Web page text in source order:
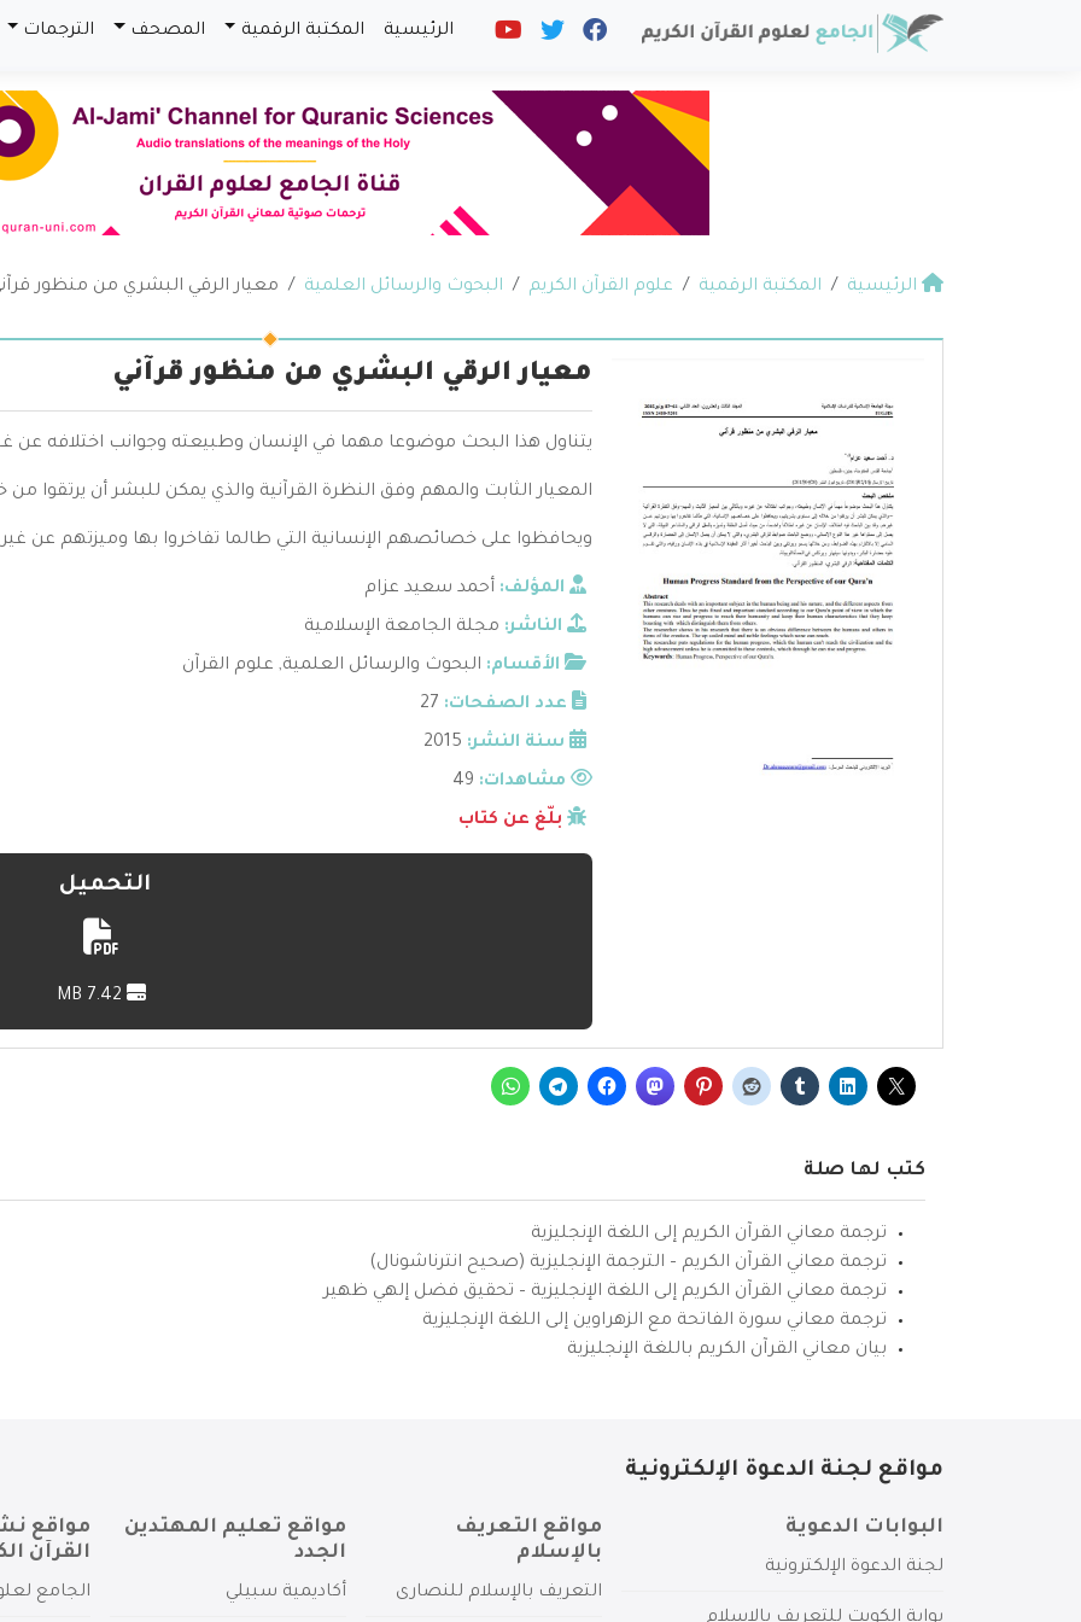
الرئيسية المكتبة الرقمية المصحف الترجمات
الرئيسية المكتبة الرقمية علوم القرآن الكريم البحوث والرسائل العلمية معيار الرقي البشري من منظور
معيار الرقي البشري من منظور قرآني
يتناول هذا البحث موضوعا مهما في الإنسان وطبيعته وجوانب اختلافه عن
المعيار الثابت والمهم وفق النظرة القرآنية والذي يمكن للبشر أن يرتقوا
ويحافظوا على خصائصهم الإنسانية التي طالما تفاخروا بها وميزتهم عن
المؤلف: أحمد سعيد عزام
الناشر: مجلة الجامعة الإسلامية
الأقسام: البحوث والرسائل العلمية, علوم القرآن
عدد الصفحات: 27
سنة النشر: 2015
مشاهدات:
بلّغ عن كتاب
التحميل
كتب لها صلة
ترجمة معاني القرآن الكريم إلى اللغة الإنجليزية
ترجمة معاني القرآن الكريم – الترجمة الإنجليزية (صحيح انترناشونال)
ترجمة معاني القرآن الكريم إلى اللغة الإنجليزية – تحقيق فضل إلهي ظهير
ترجمة معاني سورة الفاتحة مع الزهراوين إلى اللغة الإنجليزية
بيان معاني القرآن الكريم باللغة الإنجليزية
مواقع لجنة الدعوة الإلكترونية
البوابات الدعوية
لجنة الدعوة الإلكترونية
مواقع التعريف
بالإسلام
التعريف بالإسلام للنصارى
مواقع تعليم المهتدين
الجدد
أكاديمية سبيلي
مواقع
القرآن
الجامع